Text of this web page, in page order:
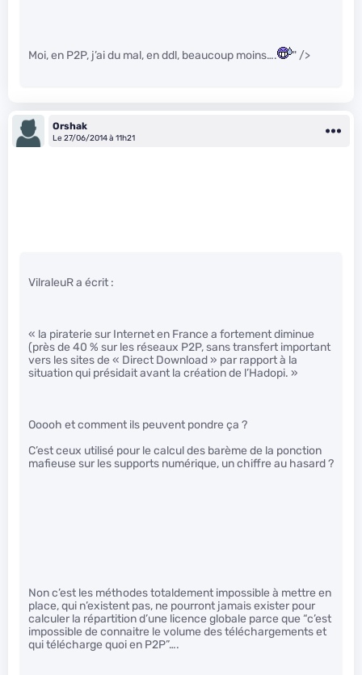
Moi, en P2P, j’ai du mal, en ddl, beaucoup moins…. " />
Orshak
Le 27/06/2014 à 11h21
VilraleuR a écrit :
« la piraterie sur Internet en France a fortement diminue
(près de 40 % sur les réseaux P2P, sans transfert important
vers les sites de « Direct Download » par rapport à la
situation qui présidait avant la création de l’Hadopi. »
Ooooh et comment ils peuvent pondre ça ?
C’est ceux utilisé pour le calcul des barème de la ponction
mafieuse sur les supports numérique, un chiffre au hasard ?
Non c’est les méthodes totaldement impossible à mettre en
place, qui n’existent pas, ne pourront jamais exister pour
calculer la répartition d’une licence globale parce que “c’est
impossible de connaitre le volume des téléchargements et
qui télécharge quoi en P2P”….